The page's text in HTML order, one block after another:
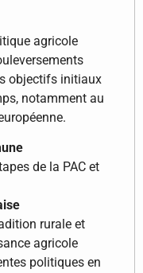
agricole
objectifs initiaux
notamment au
de la PAC et
rurale et
agricole
politiques en